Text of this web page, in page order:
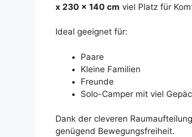
x 230 x 140 cm viel Platz für
Ideal geeignet für:
Paare
Kleine Familien
Freunde
Solo-Camper mit viel
Dank der cleveren
genügend Bewegungsfreiheit.